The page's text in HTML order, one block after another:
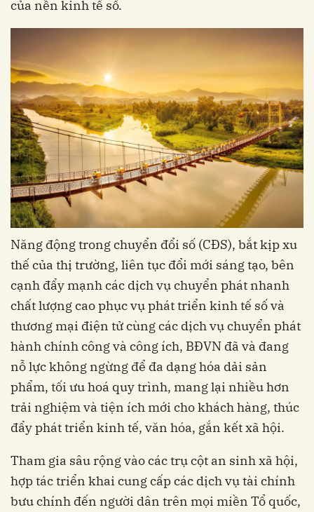
của nền kinh tế số.
Năng động trong chuyển đổi số (CĐS), bắt kịp xu
thế của thị trường, liên tục đổi mới sáng tạo, bên
cạnh đẩy mạnh các dịch vụ chuyển phát nhanh
chất lượng cao phục vụ phát triển kinh tế số và
thương mại điện tử cùng các dịch vụ chuyển phát
hành chính công và công ích, BĐVN đã và đang
nỗ lực không ngừng để đa dạng hóa dải sản
phẩm, tối ưu hoá quy trình, mang lại nhiều hơn
trải nghiệm và tiện ích mới cho khách hàng, thúc
đẩy phát triển kinh tế, văn hóa, gắn kết xã hội.
Tham gia sâu rộng vào các trụ cột an sinh xã hội,
hợp tác triển khai cung cấp các dịch vụ tài chính
bưu chính đến người dân trên mọi miền Tổ quốc,